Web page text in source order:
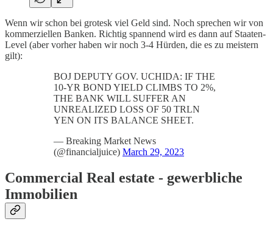
Wenn wir schon bei grotesk viel Geld sind. Noch sprechen wir von
kommerziellen Banken. Richtig spannend wird es dann auf Staaten-
Level (aber vorher haben wir noch 3-4 Hürden, die es zu meistern
gilt):
BOJ DEPUTY GOV. UCHIDA: IF THE
10-YR BOND YIELD CLIMBS TO 2%,
THE BANK WILL SUFFER AN
UNREALIZED LOSS OF 50 TRLN
YEN ON ITS BALANCE SHEET.
— Breaking Market News
(@financialjuice) March 29, 2023
Commercial Real estate - gewerbliche
Immobilien